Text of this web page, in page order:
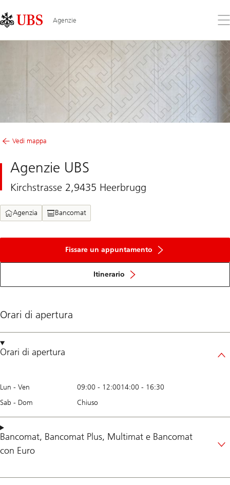
Links
Area
Agenzie
il
Vedi mappa
Agenzie UBS
Kirchstrasse 2,9435 Heerbrugg
Agenzia Bancomat
Fissare un appuntamento
Itinerario
Orari di apertura
Orari di apertura
Lun - Ven 09:00 - 12:0014:00 - 16:30
Sab - Dom
Chiuso
Bancomat, Bancomat Plus, Multimat e Bancomat
con Euro